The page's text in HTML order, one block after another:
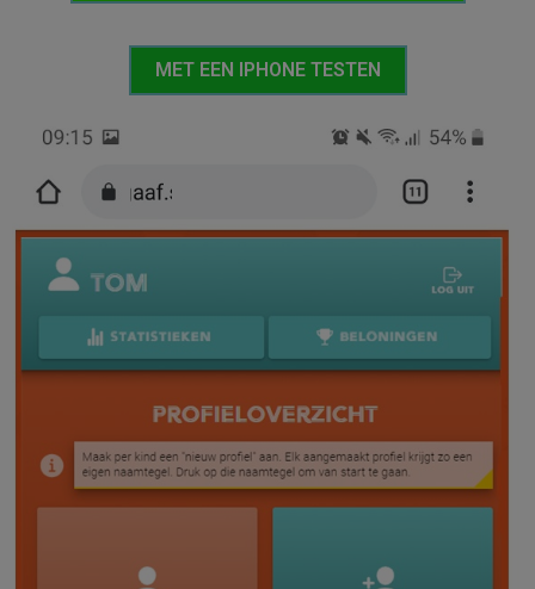
MET EEN IPHONE TESTEN